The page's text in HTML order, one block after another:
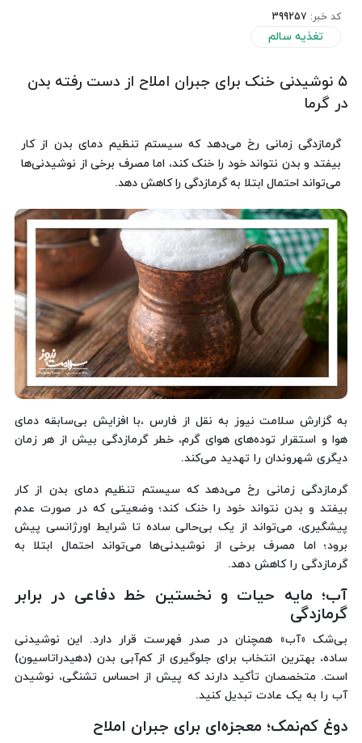
کد خبر: 399257
تغذیه سالم
۵ نوشیدنی‌ خنک برای جبران املاح از دست رفته بدن
در گرما
گرمازدگی زمانی رخ می‌دهد که سیستم تنظیم دمای بدن از کار
بیفتد و بدن نتواند خود را خنک کند، اما مصرف برخی از نوشیدنی‌ها
می‌تواند احتمال ابتلا به گرمازدگی را کاهش دهد.
به گزارش سلامت نیوز به نقل از فارس ،با افزایش بی‌سابقه دمای
هوا و استقرار توده‌های هوای گرم، خطر گرمازدگی بیش از هر زمان
دیگری شهروندان را تهدید می‌کند.
گرمازدگی زمانی رخ می‌دهد که سیستم تنظیم دمای بدن از کار
بیفتد و بدن نتواند خود را خنک کند؛ وضعیتی که در صورت عدم
پیشگیری، می‌تواند از یک بی‌حالی ساده تا شرایط اورژانسی پیش
برود؛ اما مصرف برخی از نوشیدنی‌ها می‌تواند احتمال ابتلا به
گرمازدگی را کاهش دهد.
آب؛ مایه حیات و نخستین خط دفاعی در برابر
گرمازدگی
بی‌شک «آب» همچنان در صدر فهرست قرار دارد. این نوشیدنی
ساده، بهترین انتخاب برای جلوگیری از کم‌آبی بدن (دهیدراتاسیون)
است. متخصصان تأکید دارند که پیش از احساس تشنگی، نوشیدن
آب را به یک عادت تبدیل کنید.
دوغ کم‌نمک؛ معجزه‌ای برای جبران املاح